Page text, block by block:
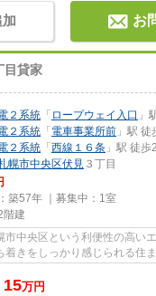
お
目貸家
２系統 「 ロープウェイ入口 」
２系統 「 電車事業所前 」駅
２系統 「 西線１６条 」駅 徒歩
幌市中央区伏見 ３丁目
築57年 ｜募集中： 1室
階建
中央区という利便性の高い
着きをしっかり感じられる住
...
15万円